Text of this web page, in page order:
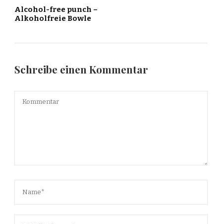
Alcohol-free punch –
Alkoholfreie Bowle
Schreibe einen Kommentar